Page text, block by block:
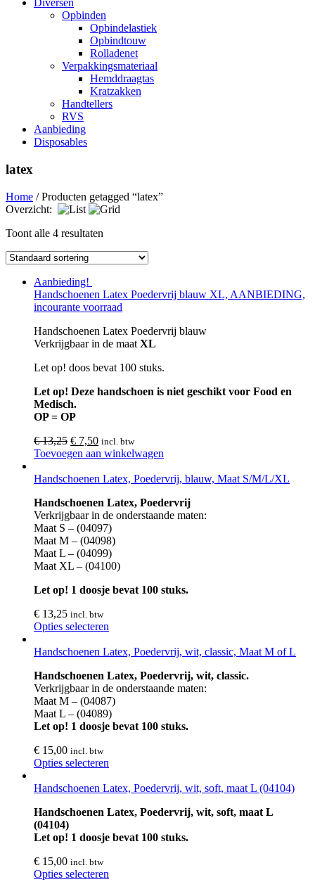
Diversen
Opbinden
Opbindelastiek
Opbindtouw
Rolladenet
Verpakkingsmateriaal
Hemddraagtas
Kratzakken
Handtellers
RVS
Aanbieding
Disposables
latex
Home / Producten getagged “latex”
Overzicht:
Toont alle 4 resultaten
Aanbieding!
Handschoenen Latex Poedervrij blauw XL, AANBIEDING,
incourante voorraad
Handschoenen Latex Poedervrij blauw
Verkrijgbaar in de maat XL
Let op! doos bevat 100 stuks.
Let op! Deze handschoen is niet geschikt voor Food en
Medisch.
OP = OP
€13,25 € 7,50 incl. btw
Toevoegen aan winkelwagen
Handschoenen Latex, Poedervrij, blauw, Maat S/M/L/XL
Handschoenen Latex, Poedervrij
Verkrijgbaar in de onderstaande maten:
Maat S – (04097)
Maat M – (04098)
Maat L – (04099)
Maat XL – (04100)
Let op! 1 doosje bevat 100 stuks.
€ 13,25 incl. btw
Opties selecteren
Handschoenen Latex, Poedervrij, wit, classic, Maat M of L
Handschoenen Latex, Poedervrij, wit, classic.
Verkrijgbaar in de onderstaande maten:
Maat M – (04087)
Maat L – (04089)
Let op! 1 doosje bevat 100 stuks.
€ 15,00 incl. btw
Opties selecteren
Handschoenen Latex, Poedervrij, wit, soft, maat L (04104)
Handschoenen Latex, Poedervrij, wit, soft, maat L
(04104)
Let op! 1 doosje bevat 100 stuks.
€ 15,00 incl. btw
Opties selecteren